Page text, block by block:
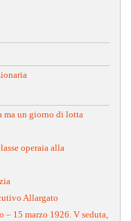
ma un giorno di lotta
operaia alla
Allargato
– 15 marzo 1926. V seduta,